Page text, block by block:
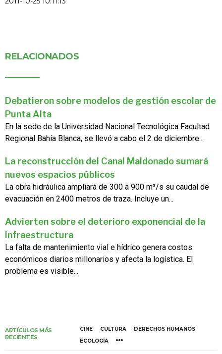
RELACIONADOS
Debatieron sobre modelos de gestión escolar de
Punta Alta
En la sede de la Universidad Nacional Tecnológica Facultad
Regional Bahía Blanca, se llevó a cabo el 2 de diciembre...
La reconstrucción del Canal Maldonado sumará
nuevos espacios públicos
La obra hidráulica ampliará de 300 a 900 m³/s su caudal de
evacuación en 2400 metros de traza. Incluye un...
Advierten sobre el deterioro exponencial de la
infraestructura
La falta de mantenimiento vial e hídrico genera costos
económicos diarios millonarios y afecta la logística. El
problema es visible...
ARTÍCULOS MÁS
RECIENTES
CINE CULTURA
DERECHOS HUMANOS
ECOLOGÍA